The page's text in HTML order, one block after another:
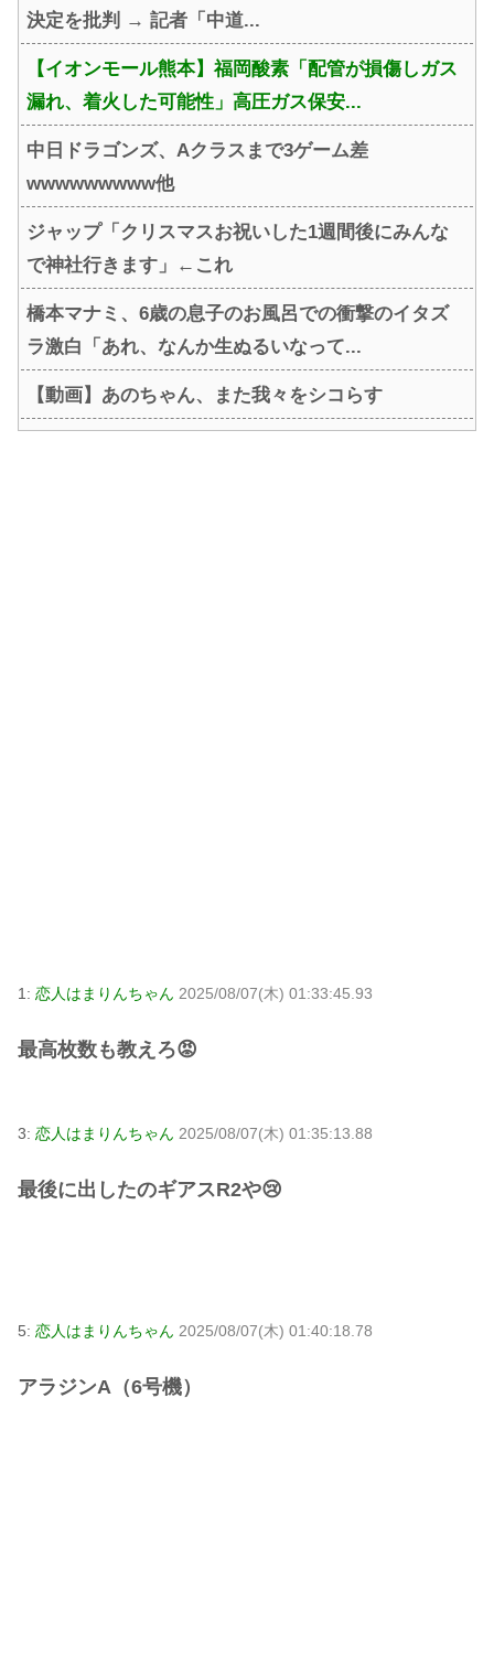
決定を批判 → 記者「中道...
【イオンモール熊本】福岡酸素「配管が損傷しガス
漏れ、着火した可能性」高圧ガス保安...
中日ドラゴンズ、Aクラスまで3ゲーム差
wwwwwwwww他
ジャップ「クリスマスお祝いした1週間後にみんな
で神社行きます」←これ
橋本マナミ、6歳の息子のお風呂での衝撃のイタズ
ラ激白「あれ、なんか生ぬるいなって...
【動画】あのちゃん、また我々をシコらす
1: 恋人はまりんちゃん 2025/08/07(木) 01:33:45.93
最高枚数も教えろ😡
3: 恋人はまりんちゃん 2025/08/07(木) 01:35:13.88
最後に出したのギアスR2や😢
5: 恋人はまりんちゃん 2025/08/07(木) 01:40:18.78
アラジンA（6号機）